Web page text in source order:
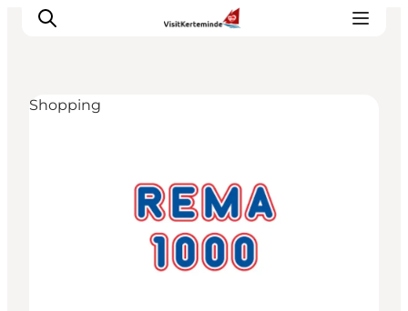
Aktivitäten
Essen und trinken
Shopping